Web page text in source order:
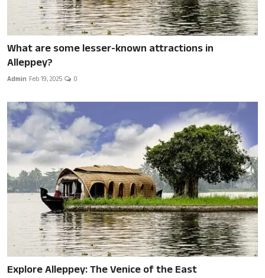
What are some lesser-known attractions in
Alleppey?
Admin Feb 19, 2025 0
Explore Alleppey: The Venice of the East